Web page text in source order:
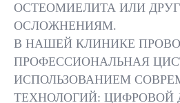
ОСТЕОМИЕЛИТА ИЛИ
ОСЛОЖНЕНИЯМ.
В НАШЕЙ КЛИНИКЕ
ПРОФЕССИОНАЛЬНАЯ
ИСПОЛЬЗОВАНИЕМ
ТЕХНОЛОГИЙ: ЦИФРОВОЙ